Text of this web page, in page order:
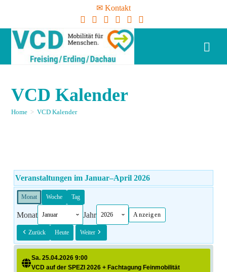
✉ Kontakt
VCD Kalender
Home > VCD Kalender
Veranstaltungen im Januar–April 2026
Monat Woche Tag
Monat Jahr
Zurück Heute Weiter
Sa. 25.04.2026 9:00
VCD auf der SPEZI 2026 + Fachtagung Feinmobilität